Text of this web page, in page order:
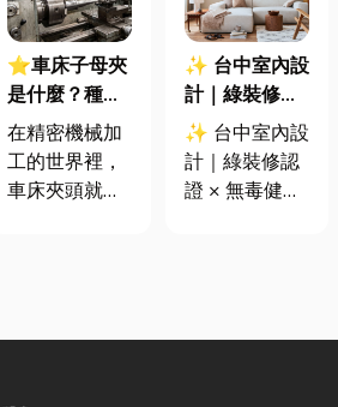
⭐車床子母夾
是什麼？種
類、規格挑選
與台灣採購推
薦完整指南
在精密機械加
工的世界裡，
車床夾頭就像
的工件。然
✨ 台中室內設
計｜綠裝修認
證 × 無毒健康
建材，打造安
全、舒適又有
✨ 台中室內設
計｜綠裝修認
證 × 無毒健康
其實一間專業